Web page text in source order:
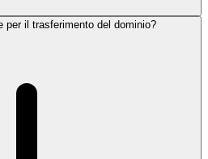
per il trasferimento del dominio?